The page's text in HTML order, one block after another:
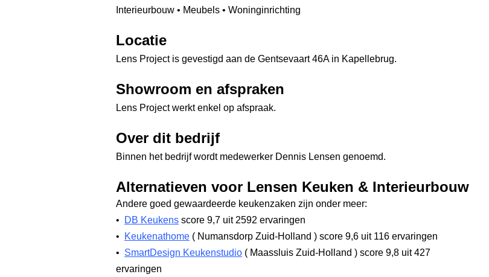
Interieurbouw • Meubels • Woninginrichting
Locatie
Lens Project is gevestigd aan de Gentsevaart 46A in Kapellebrug.
Showroom en afspraken
Lens Project werkt enkel op afspraak.
Over dit bedrijf
Binnen het bedrijf wordt medewerker Dennis Lensen genoemd.
Alternatieven voor Lensen Keuken & Interieurbouw
Andere goed gewaardeerde keukenzaken zijn onder meer:
•
DB Keukens score 9,7 uit 2592 ervaringen
•
Keukenathome ( Numansdorp Zuid-Holland ) score 9,6 uit 116 ervaringen
• SmartDesign Keukenstudio ( Maassluis Zuid-Holland ) score 9,8 uit 427
ervaringen